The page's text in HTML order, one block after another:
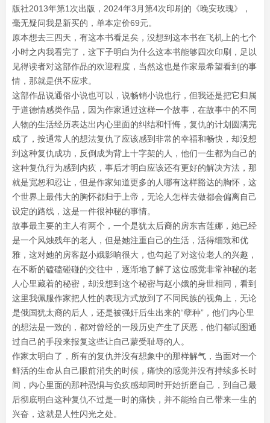
版社2013年第1次出版，2024年3月第4次印刷的《晚安玫瑰》，
毫无疑问我是新买的，单本定价69元。
原本想去三四天，有这本书看足矣，没想到这本书在飞机上的七个
小时之内我看完了，这下子明白为什么这本书能够四次印刷，足以
见得读者对这部作品的欢迎程度，当然这也是作家最希望看到的事
情，那就是供不应求。
这部作品说通俗小说也可以，说畅销小说也行，但我还是把它归属
于道德情感类作品，因为作家通过这样一个故事，在故事中的不同
人物的生活经历表达出内心里面的纠结和忏悔，复仇的计划圆满完
成了，按通常人的想法复仇了应该感到非常的幸福和畅快，却没想
到这种复仇成功，反倒成为背上十字架的人，他们一生都为自己的
这种复仇行为感到内疚，事后才明白应该还有更好的解决方法，那
就是宽恕和忍让，但是作家知道更多的人哪有这样豁达的胸怀，这
个世界上最伟大的胸怀都归于上帝，无论人怎样去做都会偏离自己
设定的路线，这是一件很神秘的事情。
故事最主要的主人有两个，一个是犹太后裔的房东吉莲娜，她已经
是一个风烛残年的老人，但是她注重自己的生活，活得细致和优
雅，这对她的房客赵小娥影响很大，也勾起了对这位老人的兴趣，
在不断的磕磕碰碰的交往中，逐渐地了解了这位感觉非常神秘的老
人心里藏着的秘密，却没想到这个秘密与赵小娥的身世相同，看到
这里我佩服作家把人性的表现方式放到了不同民族的视角上，无论
是俄国犹太裔的后人，还是被强奸后生出来的“孽种”，他们内心里
的想法是一致的，都对曾经的一段历史产生了厌恶，他们都试图通
过自己的手段来报复这些让自己蒙受耻辱的人。
作家太明白了，所有的复仇并没有想象中的那样解气，当面对一个
鲜活的生命从自己眼前消失的时候，痛快的感觉并没有持续多长时
间，内心里面的那种恐惧与负疚感却同时开始折磨自己，到自己最
后彻底明白这种复仇不过是一时的痛快，并不能给自己带来一生的
兴奋，这就是人性闪光之处。